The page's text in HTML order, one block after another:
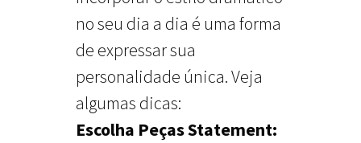
no seu dia a dia é uma forma
de expressar sua
personalidade única. Veja
algumas dicas:
Escolha Peças Statement: